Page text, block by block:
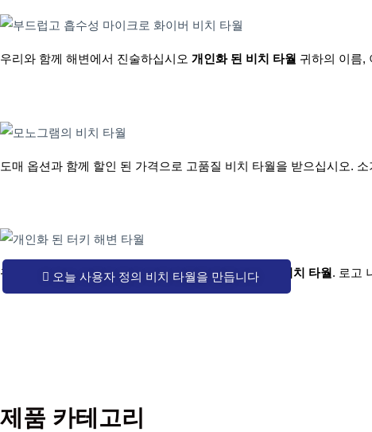
우리와 함께 해변에서 진술하십시오 개인화 된 비치 타월 귀하의 이름,
도매 옵션과 함께 할인 된 가격으로 고품질 비치 타월을 받으십시오.
귀하의 브랜드 또는 비즈니스를 홍보하십시오 맞춤형 비치 타월. 로고
오늘 사용자 정의 비치 타월을 만듭니다
제품 카테고리